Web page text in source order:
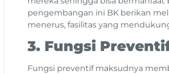
pengembangan ini BK berikan
menerus, fasilitas yang
3. Fungsi
Fungsi preventif maksudnya